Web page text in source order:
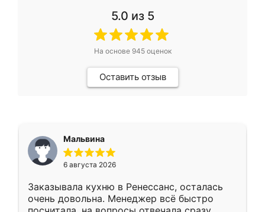
5.0 из 5
На основе 945оценок
Оставить отзыв
Мальвина
6 августа 2026
Заказывала кухню в Ренессанс, осталась
очень довольна. Менеджер всё быстро